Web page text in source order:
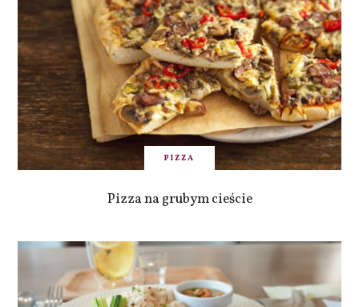
PIZZA
Pizza na grubym cieście